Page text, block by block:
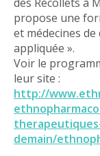
propose une
et médecines
appliquée ».
Voir le
leur site :
http://
demain/